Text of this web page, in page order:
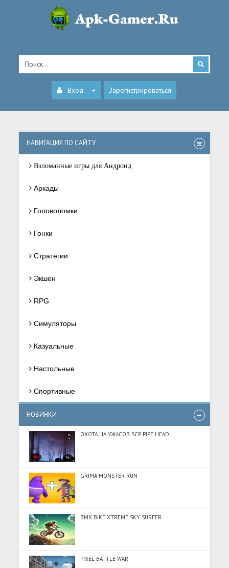
Вход Зарегистрироваться
НАВИГАЦИЯ ПО САЙТУ
Взломанные игры для Андроид
Аркады
Головоломки
Гонки
Стратегии
Экшен
RPG
Симуляторы
Казуальные
Настольные
Спортивные
НОВИНКИ
ОХОТА НА УЖАСОВ SCP PIPE HEAD
GRIMA MONSTER RUN
BMX BIKE XTREME SKY SURFER
PIXEL BATTLE WAR